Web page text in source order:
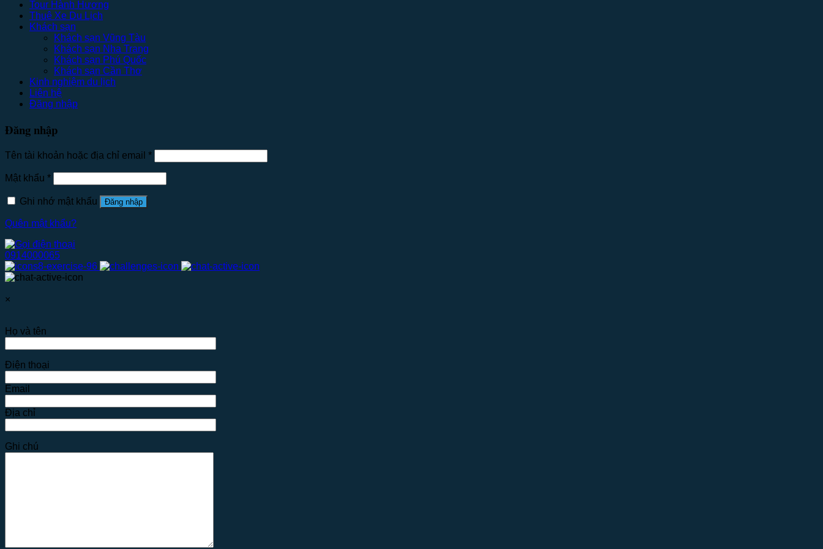
Tour Hành Hương
Thuê Xe Du Lịch
Khách sạn
Khách sạn Vũng Tàu
Khách sạn Nha Trang
Khách sạn Phú Quốc
Khách sạn Cần Thơ
Kinh nghiệm du lịch
Liên hệ
Đăng nhập
Đăng nhập
Tên tài khoản hoặc địa chỉ email *
Mật khẩu *
Ghi nhớ mật khẩu Đăng nhập
Quên mật khẩu?
0914000065
×
Họ và tên
Điện thoại
Email
Địa chỉ
Ghi chú